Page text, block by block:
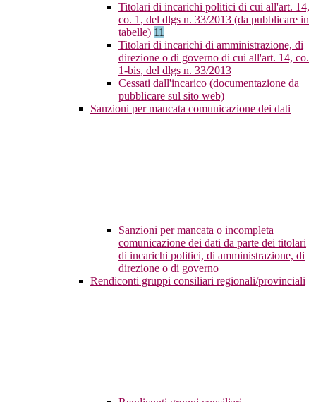
Titolari di incarichi politici di cui all'art. 14,
co. 1, del dlgs n. 33/2013 (da pubblicare in
tabelle) 11
Titolari di incarichi di amministrazione, di
direzione o di governo di cui all'art. 14, co.
1-bis, del dlgs n. 33/2013
Cessati dall'incarico (documentazione da
pubblicare sul sito web)
Sanzioni per mancata comunicazione dei dati
Sanzioni per mancata o incompleta
comunicazione dei dati da parte dei titolari
di incarichi politici, di amministrazione, di
direzione o di governo
Rendiconti gruppi consiliari regionali/provinciali